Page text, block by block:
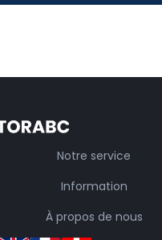
Notre service
Information
À propos de nous